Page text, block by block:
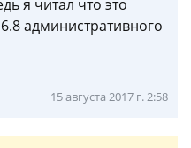
я читал что это
административного
15 августа 2017 г. 2:58